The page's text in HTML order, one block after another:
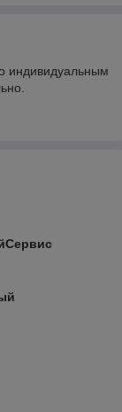
индивидуальным